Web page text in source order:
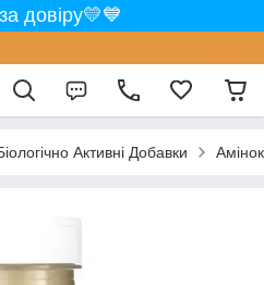
довіру💛💙
Активні Добавки